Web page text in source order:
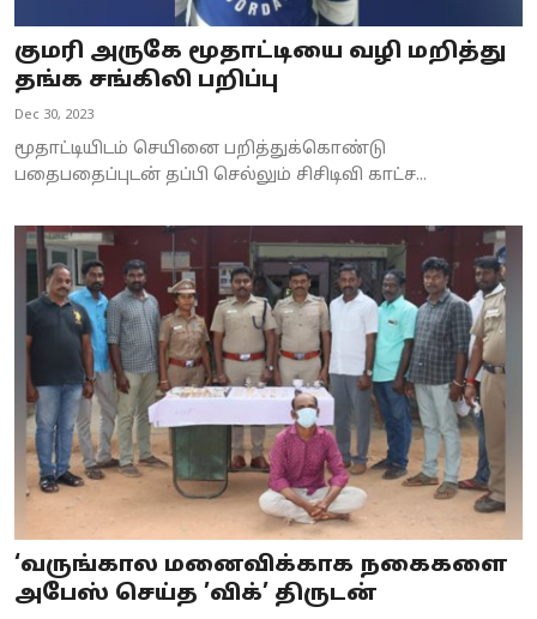
குமரி அருகே மூதாட்டியை வழி மறித்து
தங்க சங்கிலி பறிப்பு
Dec 30, 2023
மூதாட்டியிடம் செயினை பறித்துக்கொண்டு
பதைபதைப்புடன் தப்பி செல்லும் சிசிடிவி காட்ச...
‘வருங்கால மனைவிக்காக நகைகளை
அபேஸ் செய்த ’விக்’ திருடன்